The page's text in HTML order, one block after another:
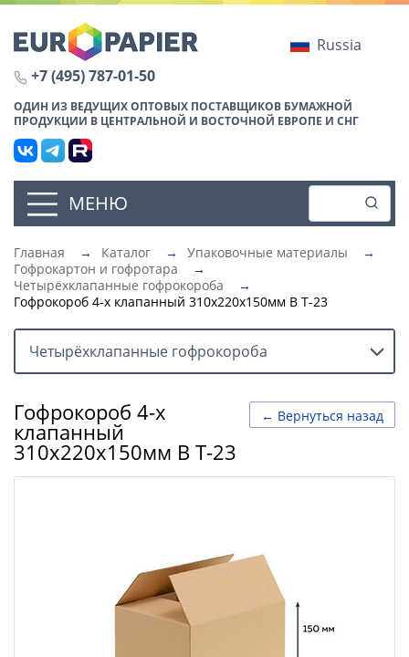
Russia
+7 (495) 787-01-50
ОДИН ИЗ ВЕДУЩИХ ОПТОВЫХ ПОСТАВЩИКОВ БУМАЖНОЙ
ПРОДУКЦИИ В ЦЕНТРАЛЬНОЙ И ВОСТОЧНОЙ ЕВРОПЕ И СНГ
МЕНЮ
Главная → Каталог → Упаковочные материалы
→
Гофрокартон и гофротара
→
Четырёхклапанные гофрокороба
→
Гофрокороб 4-х клапанный 310х220х150мм В Т-23
Четырёхклапанные гофрокороба
← Вернуться назад
Гофрокороб 4-х
клапанный
310х220х150мм В Т-23